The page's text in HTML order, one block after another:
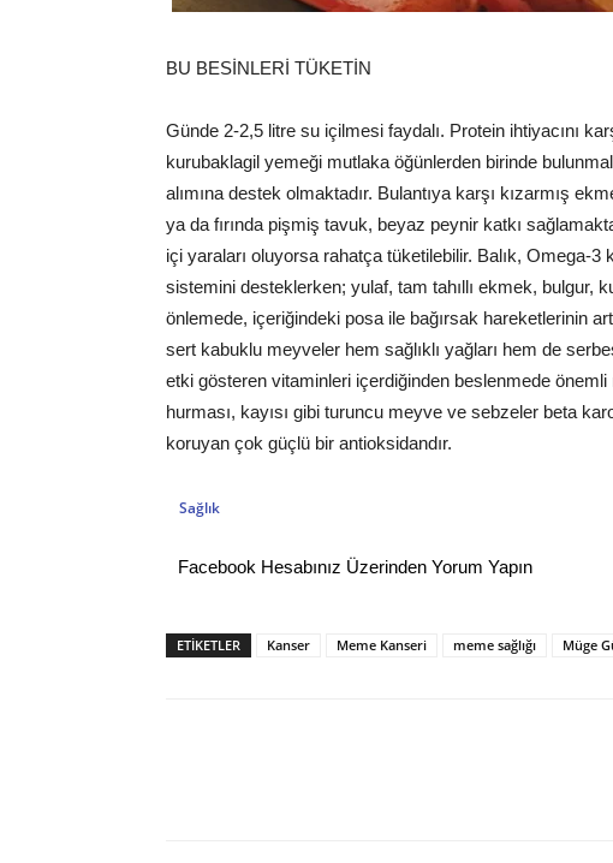
BU BESİNLERİ TÜKETİN
Günde 2-2,5 litre su içilmesi faydalı. Protein ihtiyacını
kurubaklagil yemeği mutlaka öğünlerden birinde
alımına destek olmaktadır. Bulantıya karşı kızarmış
ya da fırında pişmiş tavuk, beyaz peynir katkı
içi yaraları oluyorsa rahatça tüketilebilir. Balık, Omega-3
sistemini desteklerken; yulaf, tam tahıllı ekmek, bulgur,
önlemede, içeriğindeki posa ile bağırsak hareketlerinin
sert kabuklu meyveler hem sağlıklı yağları hem de
etki gösteren vitaminleri içerdiğinden beslenmede
hurması, kayısı gibi turuncu meyve ve sebzeler beta
koruyan çok güçlü bir antioksidandır.
Sağlık
Facebook Hesabınız Üzerinden Yorum Yapın
ETİKETLER Kanser Meme Kanseri meme sağlığı Müge